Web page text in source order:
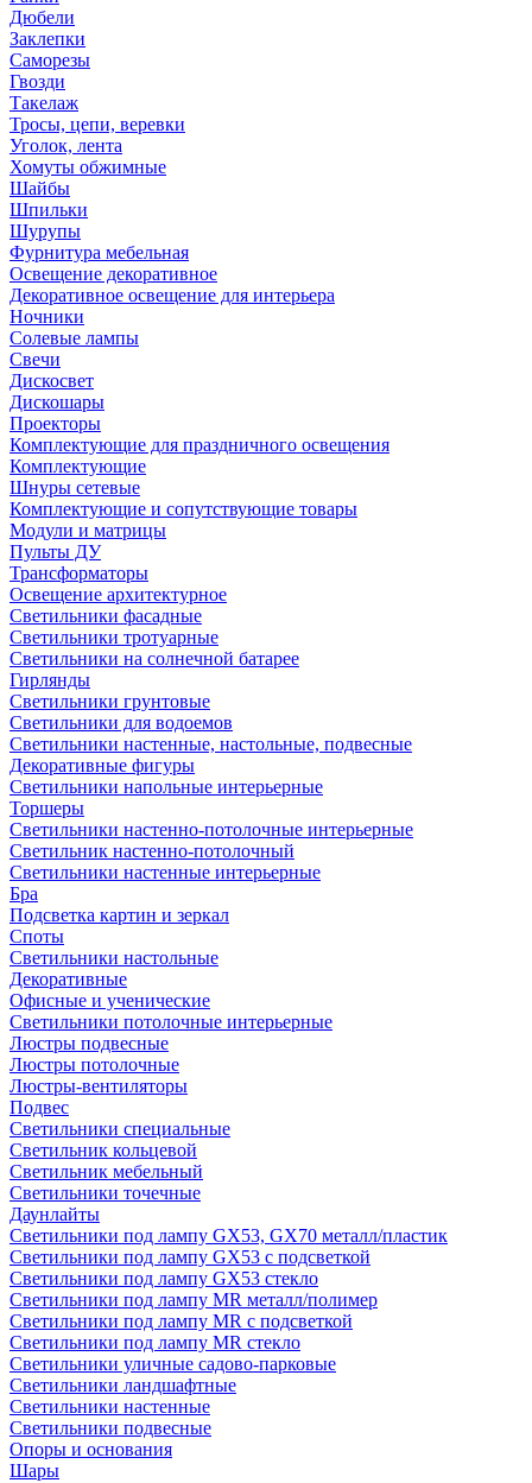
Дюбели
Заклепки
Саморезы
Гвозди
Такелаж
Тросы, цепи, веревки
Уголок, лента
Хомуты обжимные
Шайбы
Шпильки
Шурупы
Фурнитура мебельная
Освещение декоративное
Декоративное освещение для интерьера
Ночники
Солевые лампы
Свечи
Дискосвет
Дискошары
Проекторы
Комплектующие для праздничного освещения
Комплектующие
Шнуры сетевые
Комплектующие и сопутствующие товары
Модули и матрицы
Пульты ДУ
Трансформаторы
Освещение архитектурное
Светильники фасадные
Светильники тротуарные
Светильники на солнечной батарее
Гирлянды
Светильники грунтовые
Светильники для водоемов
Светильники настенные, настольные, подвесные
Декоративные фигуры
Светильники напольные интерьерные
Торшеры
Светильники настенно-потолочные интерьерные
Светильник настенно-потолочный
Светильники настенные интерьерные
Бра
Подсветка картин и зеркал
Споты
Светильники настольные
Декоративные
Офисные и ученические
Светильники потолочные интерьерные
Люстры подвесные
Люстры потолочные
Люстры-вентиляторы
Подвес
Светильники специальные
Светильник кольцевой
Светильник мебельный
Светильники точечные
Даунлайты
Светильники под лампу GX53, GX70 металл/пластик
Светильники под лампу GX53 с подсветкой
Светильники под лампу GX53 стекло
Светильники под лампу MR металл/полимер
Светильники под лампу MR с подсветкой
Светильники под лампу MR стекло
Светильники уличные садово-парковые
Светильники ландшафтные
Светильники настенные
Светильники подвесные
Опоры и основания
Шары